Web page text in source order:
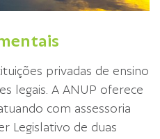
privadas de ensino
legais. A ANUP oferece
com assessoria
Legislativo de duas